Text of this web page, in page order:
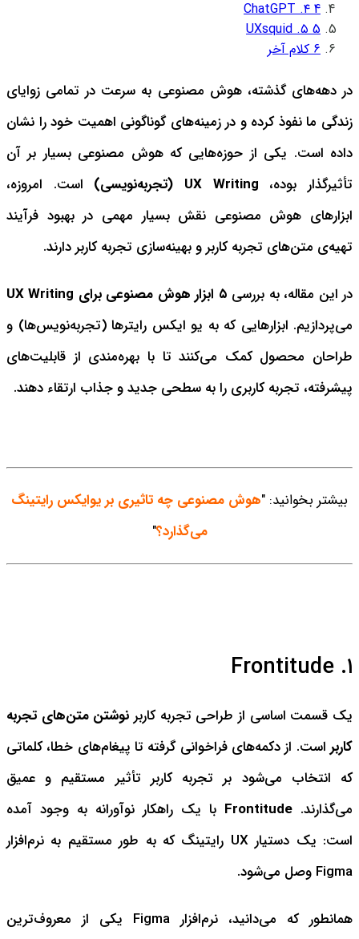
4 ۴. ChatGPT
5 ۵. UXsquid
6 کلام آخر
در دهه‌های گذشته، هوش مصنوعی به سرعت در تمامی زوایای
زندگی ما نفوذ کرده و در زمینه‌های گوناگونی اهمیت خود را نشان
داده است. یکی از حوزه‌هایی که هوش مصنوعی بسیار بر آن
تأثیرگذار بوده، UX Writing (تجربه‌نویسی)
است. امروزه،
ابزارهای هوش مصنوعی نقش بسیار مهمی در بهبود فرآیند
تهیه‌ی متن‌های تجربه کاربر و بهینه‌سازی تجربه کاربر دارند.
در این مقاله، به بررسی ۵ ابزار هوش مصنوعی برای UX Writing
می‌پردازیم. ابزارهایی که به یو ایکس رایترها (تجربه‌نویس‌ها) و
طراحان محصول کمک می‌کنند تا با بهره‌مندی از قابلیت‌های
پیشرفته، تجربه کاربری را به سطحی جدید و جذاب ارتقاء دهند.
بیشتر بخوانید: "هوش مصنوعی چه تاثیری بر یوایکس رایتینگ
می‌گذارد؟"
۱. Frontitude
یک قسمت اساسی از طراحی تجربه کاربر نوشتن متن‌های تجربه
کاربر است. از دکمه‌های فراخوانی گرفته تا پیغام‌های خطا، کلماتی
که انتخاب می‌شود بر تجربه کاربر تأثیر مستقیم و عمیق
می‌گذارند. Frontitude با یک راهکار نوآورانه به وجود آمده
است: یک دستیار UX رایتینگ که به طور مستقیم به نرم‌افزار
Figma وصل می‌شود.
همانطور که می‌دانید، نرم‌افزار Figma یکی از معروف‌ترین